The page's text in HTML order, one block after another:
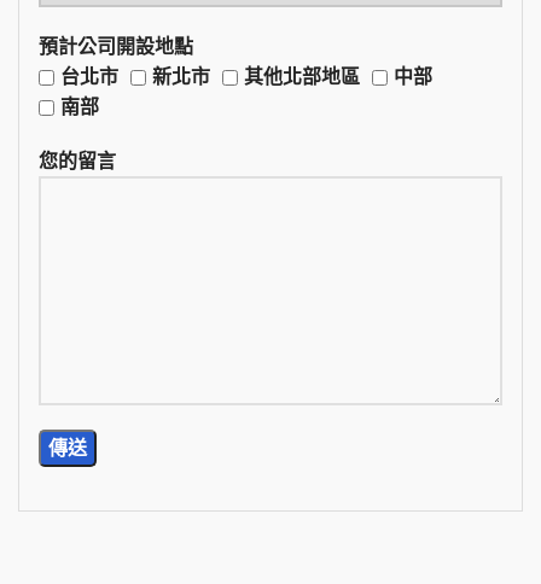
預計公司開設地點
台北市
新北市 其他北部地區
中部
南部
您的留言